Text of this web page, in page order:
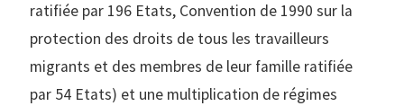
ratifiée par 196 Etats, Convention de 1990 sur la
protection des droits de tous les travailleurs
migrants et des membres de leur famille ratifiée
par 54 Etats) et une multiplication de régimes